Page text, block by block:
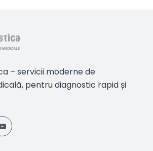
– servicii moderne de
pentru diagnostic rapid și